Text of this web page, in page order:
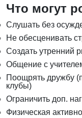
Что могут
Слушать без
Не обесценивать
Создать утренний
Общение с
Поощрять дружбу
клубы)
Ограничить доп.
Физическая